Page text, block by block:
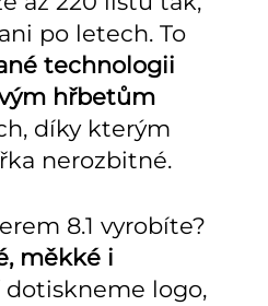
po letech. To
technologii
hřbetům
díky kterým
nerozbitné.
8.1 vyrobíte?
měkké i
logo,